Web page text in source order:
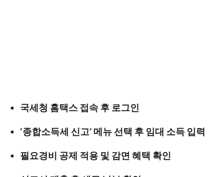
국세청 홈택스 접속 후 로그인
‘종합소득세 신고’ 메뉴 선택 후 임대 소득 입력
필요경비 공제 적용 및 감면 혜택 확인